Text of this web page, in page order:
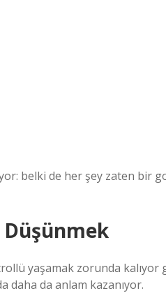
belki de her şey zaten bir
Düşünmek
yaşamak zorunda kalıyor
daha da anlam kazanıyor.